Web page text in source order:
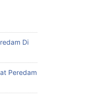
Di
Peredam